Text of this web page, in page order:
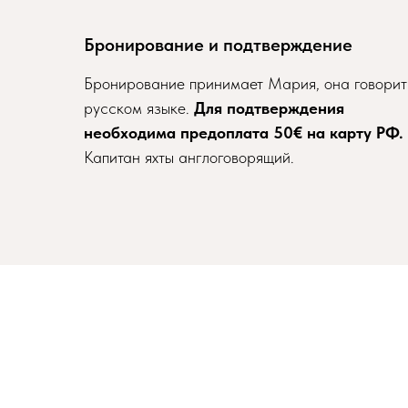
Бронирование и подтверждение
Бронирование принимает Мария, она
русском языке. Для подтверждения
необходима предоплата 50€ на карту РФ.
Капитан яхты англоговорящий.